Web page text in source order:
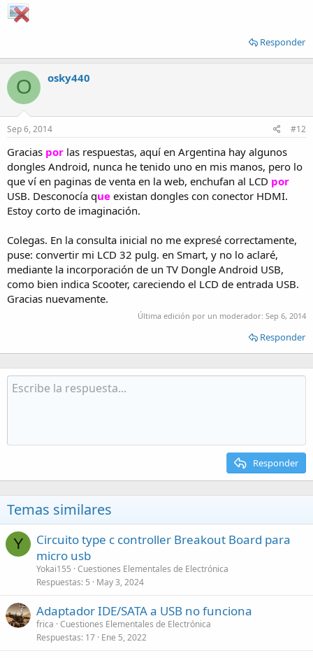
Responder
O osky440
Sep 6, 2014 #12
Gracias por las respuestas, aquí en Argentina hay algunos
dongles Android, nunca he tenido uno en mis manos, pero lo
que ví en paginas de venta en la web, enchufan al LCD por
USB. Desconocía que existan dongles con conector HDMI.
Estoy corto de imaginación.
Colegas. En la consulta inicial no me expresé correctamente,
puse: convertir mi LCD 32 pulg. en Smart, y no lo aclaré,
mediante la incorporación de un TV Dongle Android USB,
como bien indica Scooter, careciendo el LCD de entrada USB.
Gracias nuevamente.
Última edición por un moderador: Sep 6, 2014
Responder
Responder
Temas similares
Y
Circuito type c controller Breakout Board para
micro usb
Yokai155 Cuestiones Elementales de Electrónica
Respuestas 5 May 3, 2024
Adaptador IDE/SATA a USB no funciona
frica Cuestiones Elementales de Electrónica
Respuestas 17 Ene 5, 2022